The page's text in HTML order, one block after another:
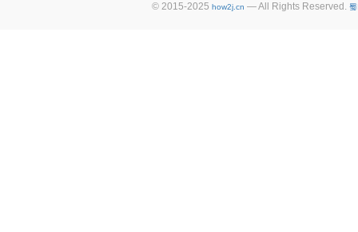
© 2015-2025 how2j.cn — All Rights Reserved.